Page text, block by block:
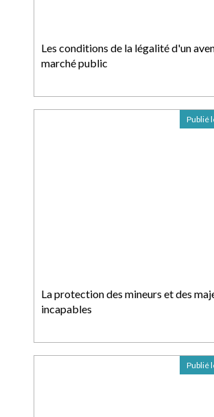
Les conditions de la légalité d'un
marché public
La protection des mineurs et des
incapables
Publié
Publié